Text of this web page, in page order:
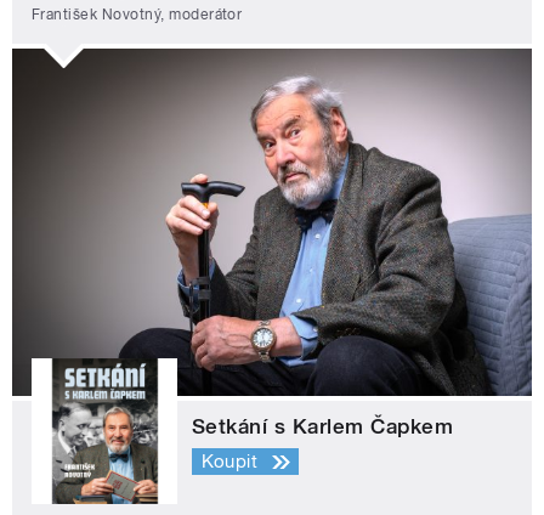
František Novotný, moderátor
Setkání s Karlem Čapkem
Koupit